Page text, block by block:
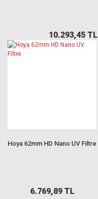
10.293,45 TL
Hoya 62mm HD Nano UV Filtre
6.769,89 TL